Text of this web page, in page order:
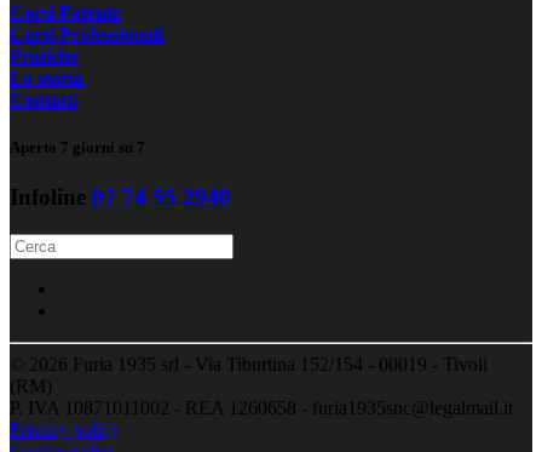
Corsi Patente
Corsi Professionali
Pratiche
La storia
Contatti
Aperto 7 giorni su 7
Infoline 07 74 55 2940
© 2026 Furia 1935 srl - Via Tiburtina 152/154 - 00019 - Tivoli
(RM)
P. IVA 10871011002 - REA 1260658 - furia1935snc@legalmail.it
Privacy policy